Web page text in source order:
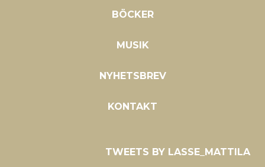
BÖCKER
MUSIK
NYHETSBREV
KONTAKT
TWEETS BY LASSE_MATTILA